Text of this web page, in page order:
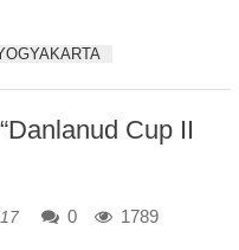
Cup II
0 1789